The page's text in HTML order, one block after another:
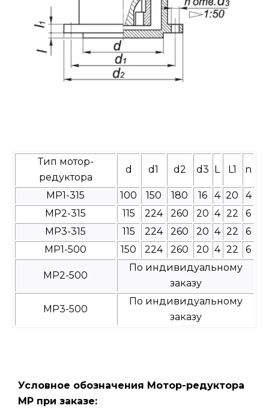
Тип мотор-
редуктора
d d1 d2 d3 L L1 n
МР1-315 100 150 180 16 4 20
4
МР2-315
115 224 260 20 4 22
6
МР3-315
115 224 260 20 4 22
6
МР1-500
150 224 260 20 4 22 6
МР2-500
По индивидуальному
заказу
МР3-500
По индивидуальному
заказу
Условное обозначения Мотор-редуктора
МР при заказе: